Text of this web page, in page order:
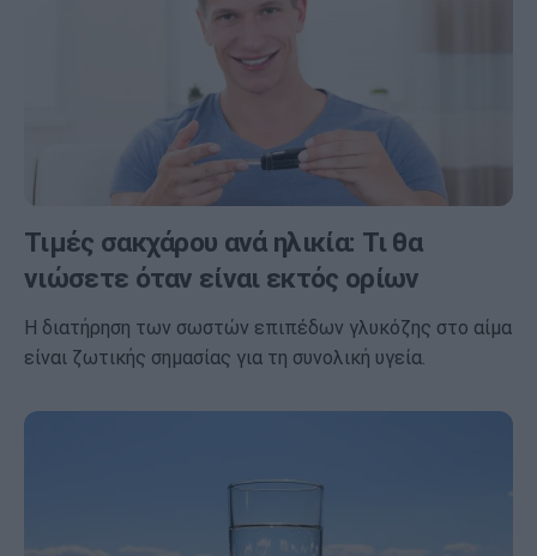
Τιμές σακχάρου ανά ηλικία: Τι θα
νιώσετε όταν είναι εκτός ορίων
Η διατήρηση των σωστών επιπέδων γλυκόζης στο αίμα
είναι ζωτικής σημασίας για τη συνολική υγεία.